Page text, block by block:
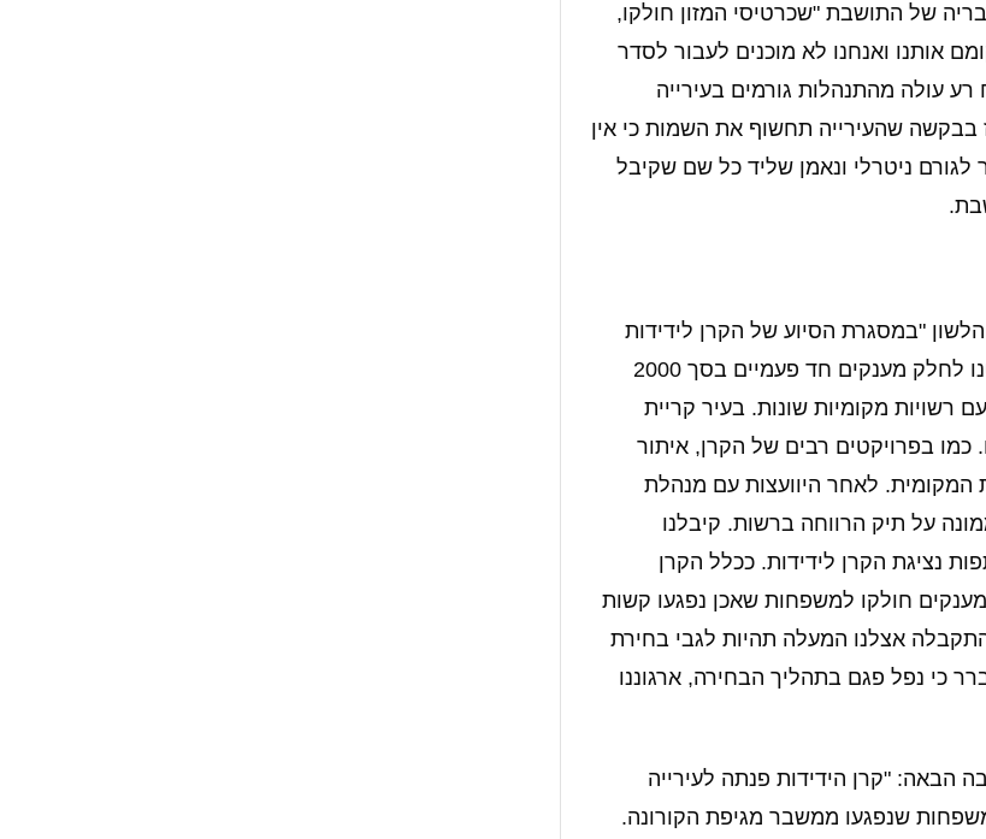
של התושבת "שכרטיסי המזון חולקו,
אותנו ואנחנו לא מוכנים לעבור לסדר
עולה מהתנהלות גורמים בעירייה
שהעירייה תחשוף את השמות כי אין
לגורם ניטרלי ונאמן שליד כל שם שקיבל
"במסגרת הסיוע של הקרן לידידות
,לאזרחי ישראל שנפגעו כלכלית ממשבר הקורונה, החלטנו לחלק מענקים חד פעמיים בסך 2000
מקומיות שונות. בעיר קריית
בסך כולל של 160 אלף שקלים. כמו בפרויקטים רבים של הקרן, איתור
המקומית. לאחר היוועצות עם מנהלת
על תיק הרווחה ברשות. קיבלנו
נציגת הקרן לידידות. ככלל הקרן
חולקו למשפחות שאכן נפגעו קשות
אצלנו המעלה תהיות לגבי בחירת
כי נפל פגם בתהליך הבחירה, ארגוננו
הבאה: "קרן הידידות פנתה לעירייה
שנפגעו ממשבר מגיפת הקורונה.